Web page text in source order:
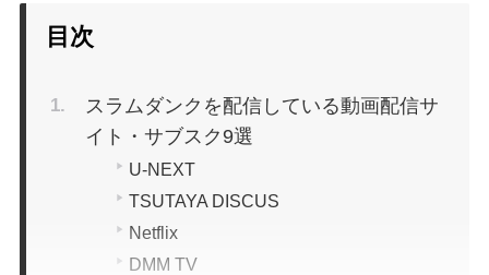
目次
スラムダンクを配信している動画配信サ
イト・サブスク9選
U-NEXT
TSUTAYA DISCUS
Netflix
DMM TV